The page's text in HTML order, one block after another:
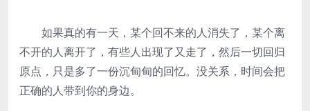
如果真的有一天，某个回不来的人消失了，某个离
不开的人离开了，有些人出现了又走了，然后一切回归
原点，只是多了一份沉甸甸的回忆。没关系，时间会把
正确的人带到你的身边。